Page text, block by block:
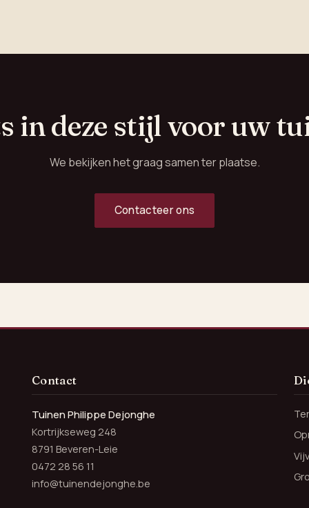
in deze stijl voor uw
We bekijken het graag samen ter plaatse.
Contacteer ons
Contact
Tuinen Philippe Dejonghe
Kortrijkseweg 248
8791 Beveren-Leie
0472 28 56 11
info@tuinendejonghe.be